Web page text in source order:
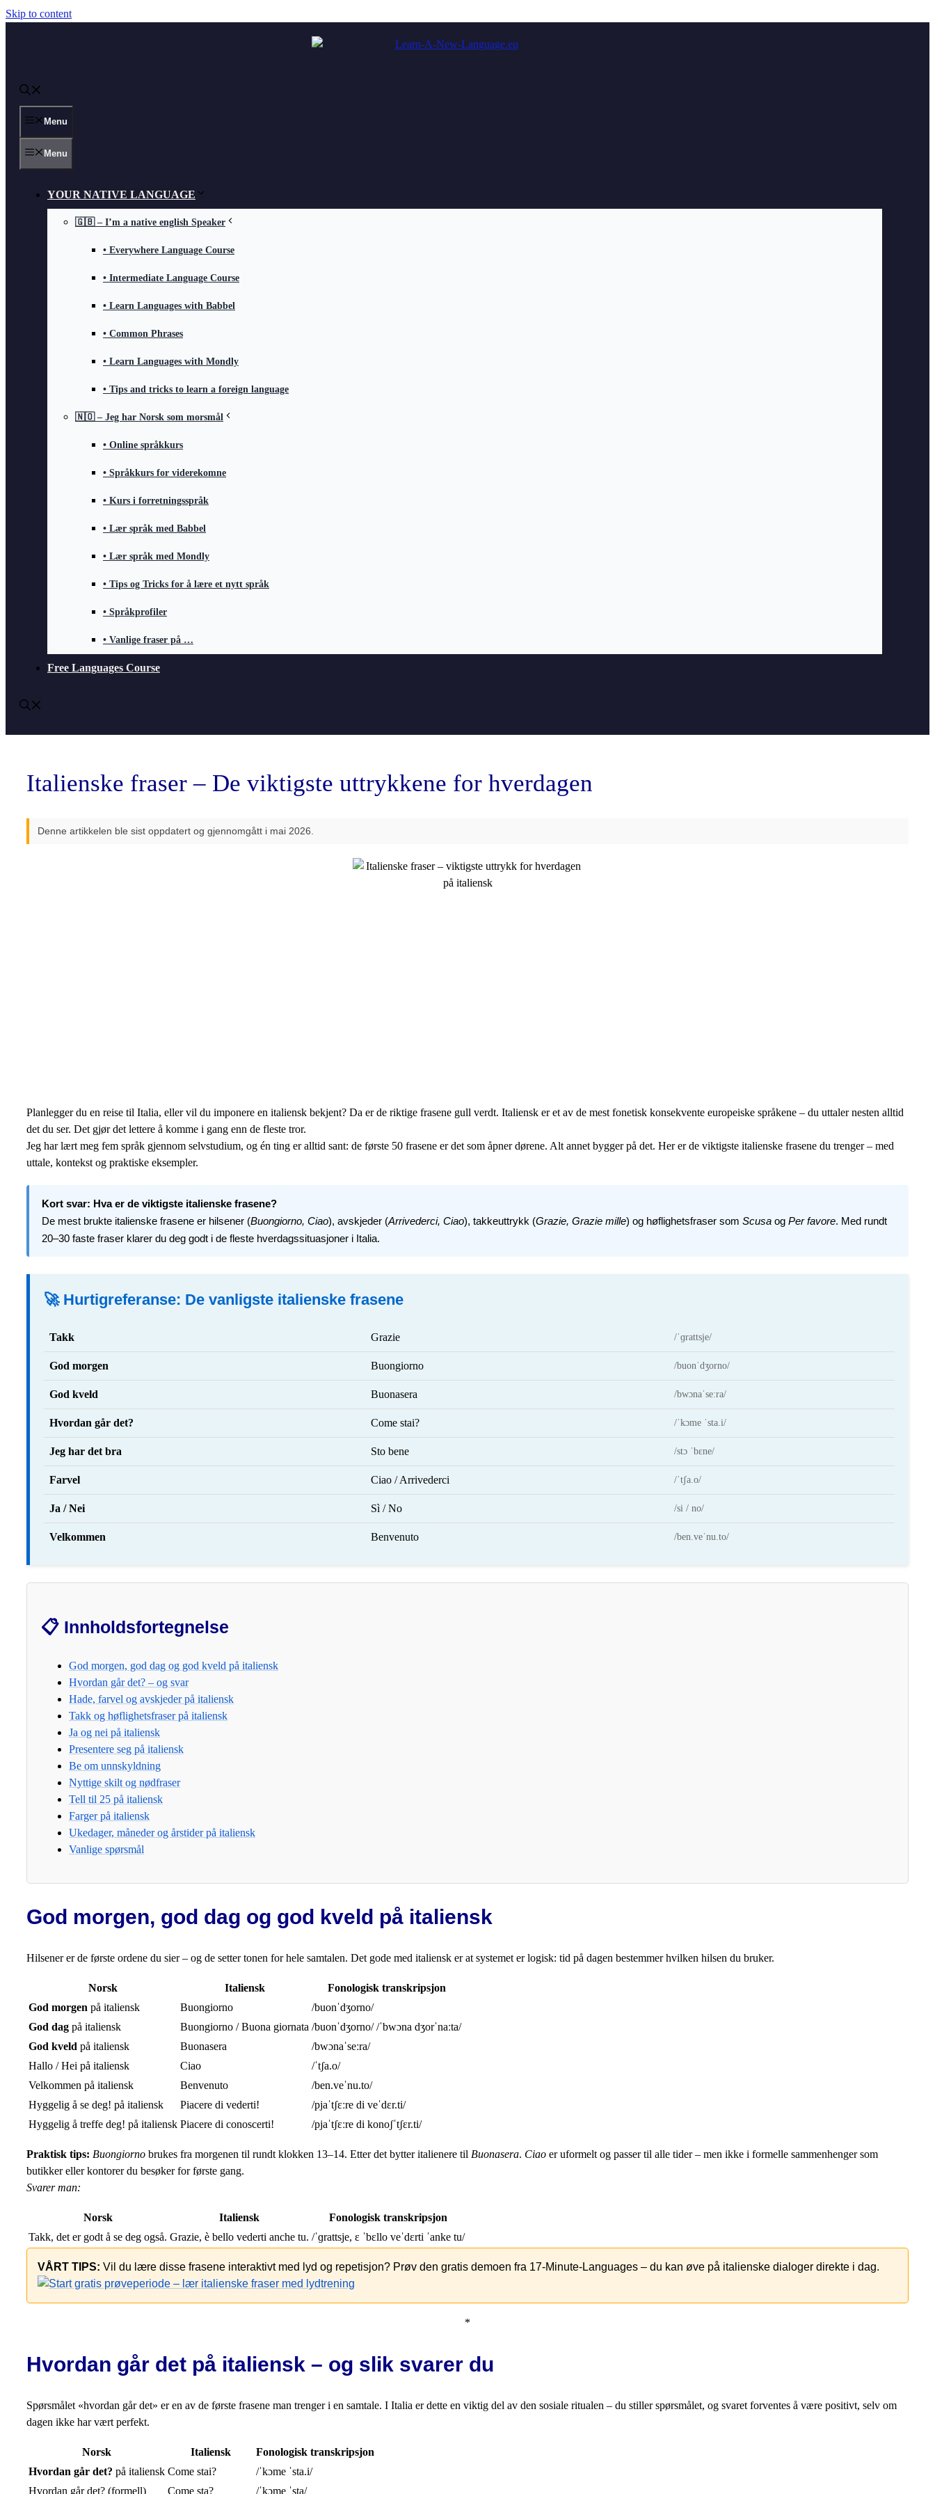
Skip to content
Menu
Menu
YOUR NATIVE LANGUAGE
🇬🇧 – I’m a native english Speaker
• Everywhere Language Course
• Intermediate Language Course
• Learn Languages with Babbel
• Common Phrases
• Learn Languages with Mondly
• Tips and tricks to learn a foreign language
🇳🇴 – Jeg har Norsk som morsmål
• Online språkkurs
• Språkkurs for viderekomne
• Kurs i forretningsspråk
• Lær språk med Babbel
• Lær språk med Mondly
• Tips og Tricks for å lære et nytt språk
• Språkprofiler
• Vanlige fraser på …
Free Languages Course
Italienske fraser – De viktigste uttrykkene for hverdagen
Denne artikkelen ble sist oppdatert og gjennomgått i mai 2026.
Planlegger du en reise til Italia, eller vil du imponere en italiensk bekjent? Da er de riktige frasene gull verdt. Italiensk er et av de mest fonetisk konsekvente europeiske språkene – du uttaler nesten alltid
det du ser. Det gjør det lettere å komme i gang enn de fleste tror.
Jeg har lært meg fem språk gjennom selvstudium, og én ting er alltid sant: de første 50 frasene er det som åpner dørene. Alt annet bygger på det. Her er de viktigste italienske frasene du trenger – med
uttale, kontekst og praktiske eksempler.
Kort svar: Hva er de viktigste italienske frasene?
De mest brukte italienske frasene er hilsener (Buongiorno, Ciao), avskjeder (Arrivederci, Ciao), takkeuttrykk (Grazie, Grazie mille) og høflighetsfraser som Scusa og Per favore. Med rundt
20–30 faste fraser klarer du deg godt i de fleste hverdagssituasjoner i Italia.
🚀 Hurtigreferanse: De vanligste italienske frasene
Takk Grazie /ˈɡrattsje/
God morgen Buongiorno /buonˈdʒorno/
God kveld Buonasera /bwɔnaˈseːra/
Hvordan går det? Come stai? /ˈkɔme ˈsta.i/
Jeg har det bra Sto bene /stɔ ˈbɛne/
Farvel Ciao / Arrivederci /ˈtʃa.o/
Ja / Nei Sì / No /si / no/
Velkommen Benvenuto /ben.veˈnu.to/
📋 Innholdsfortegnelse
God morgen, god dag og god kveld på italiensk
Hvordan går det? – og svar
Hade, farvel og avskjeder på italiensk
Takk og høflighetsfraser på italiensk
Ja og nei på italiensk
Presentere seg på italiensk
Be om unnskyldning
Nyttige skilt og nødfraser
Tell til 25 på italiensk
Farger på italiensk
Ukedager, måneder og årstider på italiensk
Vanlige spørsmål
God morgen, god dag og god kveld på italiensk
Hilsener er de første ordene du sier – og de setter tonen for hele samtalen. Det gode med italiensk er at systemet er logisk: tid på dagen bestemmer hvilken hilsen du bruker.
Norsk Italiensk
Fonologisk transkripsjon
God morgen på italiensk Buongiorno
/buonˈdʒorno/
God dag på italiensk Buongiorno / Buona giornata /buonˈdʒorno/ /ˈbwɔna dʒorˈnaːta/
God kveld på italiensk Buonasera
/bwɔnaˈseːra/
Hallo / Hei på italiensk
Ciao
/ˈtʃa.o/
Velkommen på italiensk
Benvenuto
/ben.veˈnu.to/
Hyggelig å se deg! på italiensk
Piacere di vederti!
/pjaˈtʃɛːre di veˈdɛr.ti/
Hyggelig å treffe deg! på italiensk Piacere di conoscerti! /pjaˈtʃɛːre di konoʃˈtʃɛr.ti/
Praktisk tips: Buongiorno brukes fra morgenen til rundt klokken 13–14. Etter det bytter italienere til Buonasera. Ciao er uformelt og passer til alle tider – men ikke i formelle sammenhenger som
butikker eller kontorer du besøker for første gang.
Svarer man:
Norsk Italiensk
Fonologisk transkripsjon
Takk, det er godt å se deg også. Grazie, è bello vederti anche tu. /ˈɡrattsje, ɛ ˈbɛllo veˈdɛrti ˈanke tu/
VÅRT TIPS: Vil du lære disse frasene interaktivt med lyd og repetisjon? Prøv den gratis demoen fra 17-Minute-Languages – du kan øve på italienske dialoger direkte i dag.
*
Hvordan går det på italiensk – og slik svarer du
Spørsmålet «hvordan går det» er en av de første frasene man trenger i en samtale. I Italia er dette en viktig del av den sosiale ritualen – du stiller spørsmålet, og svaret forventes å være positivt, selv om
dagen ikke har vært perfekt.
Norsk Italiensk
Fonologisk transkripsjon
Hvordan går det? på italiensk Come stai?
/ˈkɔme ˈsta.i/
Hvordan går det? (formell)
Come sta? /ˈkɔme ˈsta/